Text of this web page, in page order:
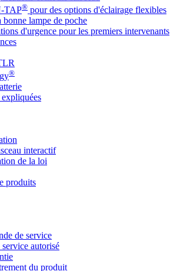
TAP® pour des options d'éclairage flexibles
lampe de poche
d'urgence pour les premiers intervenants
®
interactif
de la loi
produits
de service
autorisé
du produit